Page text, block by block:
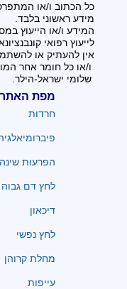
כל הכתוב ו/או
מידע ראשוני בלבד.
המידע ו/או הייעוץ
לייעוץ רפואי
אין להעתיק או
ו/או כל חומר אחר
שלומי ישראל-הילר.
מפת האתר
חרדות
הפרעות שינה
לחץ דם גבוה
דיכאון
לחץ נפשי
מחלת קרוהן
עייפות